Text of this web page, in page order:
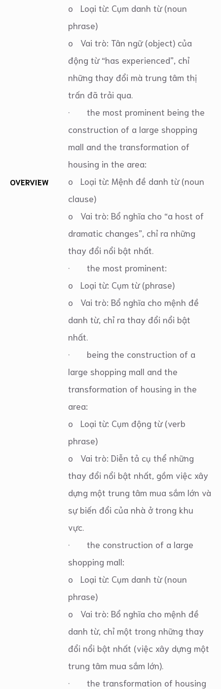
OVERVIEW
o Loại từ: Cụm danh từ (noun
phrase)
o Vai trò: Tân ngữ (object) của
động từ “has experienced”, chỉ
những thay đổi mà trung tâm thị
trấn đã trải qua.
· the most prominent being the
construction of a large shopping
mall and the transformation of
housing in the area:
o Loại từ: Mệnh đề danh từ (noun
clause)
o Vai trò: Bổ nghĩa cho “a host of
dramatic changes”, chỉ ra những
thay đổi nổi bật nhất.
· the most prominent:
o Loại từ: Cụm từ (phrase)
o Vai trò: Bổ nghĩa cho mệnh đề
danh từ, chỉ ra thay đổi nổi bật
nhất.
· being the construction of a
large shopping mall and the
transformation of housing in the
area:
o Loại từ: Cụm động từ (verb
phrase)
o Vai trò: Diễn tả cụ thể những
thay đổi nổi bật nhất, gồm việc xây
dựng một trung tâm mua sắm lớn và
sự biến đổi của nhà ở trong khu
vực.
· the construction of a large
shopping mall:
o Loại từ: Cụm danh từ (noun
phrase)
o Vai trò: Bổ nghĩa cho mệnh đề
danh từ, chỉ một trong những thay
đổi nổi bật nhất (việc xây dựng một
trung tâm mua sắm lớn).
· the transformation of housing